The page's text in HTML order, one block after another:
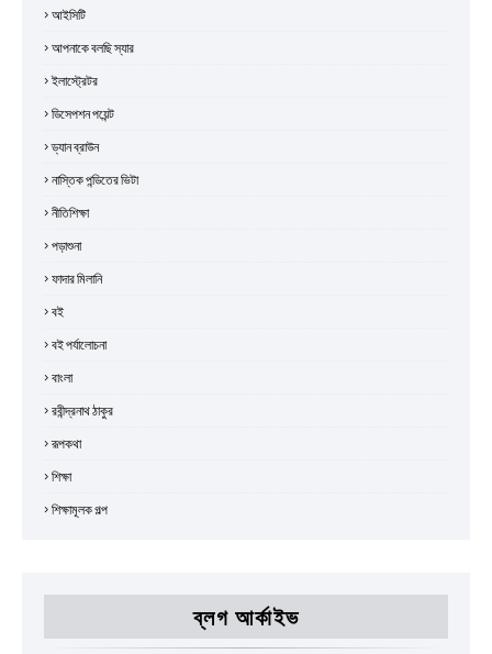
আইসিটি
আপনাকে বলছি স্যার
ইলাস্ট্রেটর
ডিসেপশন পয়েন্ট
ড্যান ব্রাউন
নাস্তিক পন্ডিতের ভিটা
নীতিশিক্ষা
পড়াশুনা
ফাদার মিলানি
বই
বই পর্যালোচনা
বাংলা
রবীন্দ্রনাথ ঠাকুর
রূপকথা
শিক্ষা
শিক্ষামূলক গল্প
ব্লগ আর্কাইভ